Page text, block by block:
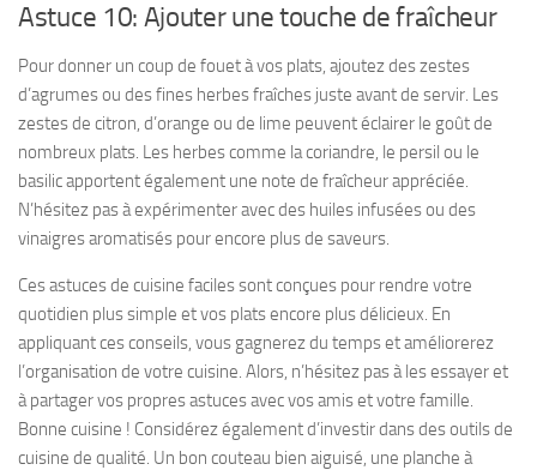
Astuce 10: Ajouter une touche de fraîcheur
Pour donner un coup de fouet à vos plats, ajoutez des zestes
d’agrumes ou des fines herbes fraîches juste avant de servir. Les
zestes de citron, d’orange ou de lime peuvent éclairer le goût de
nombreux plats. Les herbes comme la coriandre, le persil ou le
basilic apportent également une note de fraîcheur appréciée.
N’hésitez pas à expérimenter avec des huiles infusées ou des
vinaigres aromatisés pour encore plus de saveurs.
Ces astuces de cuisine faciles sont conçues pour rendre votre
quotidien plus simple et vos plats encore plus délicieux. En
appliquant ces conseils, vous gagnerez du temps et améliorerez
l’organisation de votre cuisine. Alors, n’hésitez pas à les essayer et
à partager vos propres astuces avec vos amis et votre famille.
Bonne cuisine ! Considérez également d’investir dans des outils de
cuisine de qualité. Un bon couteau bien aiguisé, une planche à